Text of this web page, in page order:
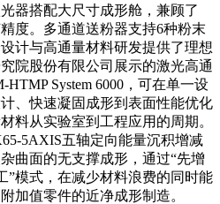
器搭配大尺寸成形舱，兼顾了
度。多通道送粉器支持6种粉末
计与高通量材料研发提供了理想
院股份有限公司展示的激光高通
System 6000，可在单一设
、快速凝固成形到表面性能优化
料从实验室到工程应用的周期。
5AXIS五轴定向能量沉积增减
曲面的无支撑成形，通过“先增
”模式，在减少材料浪费的同时能
加值零件的近净成形制造。